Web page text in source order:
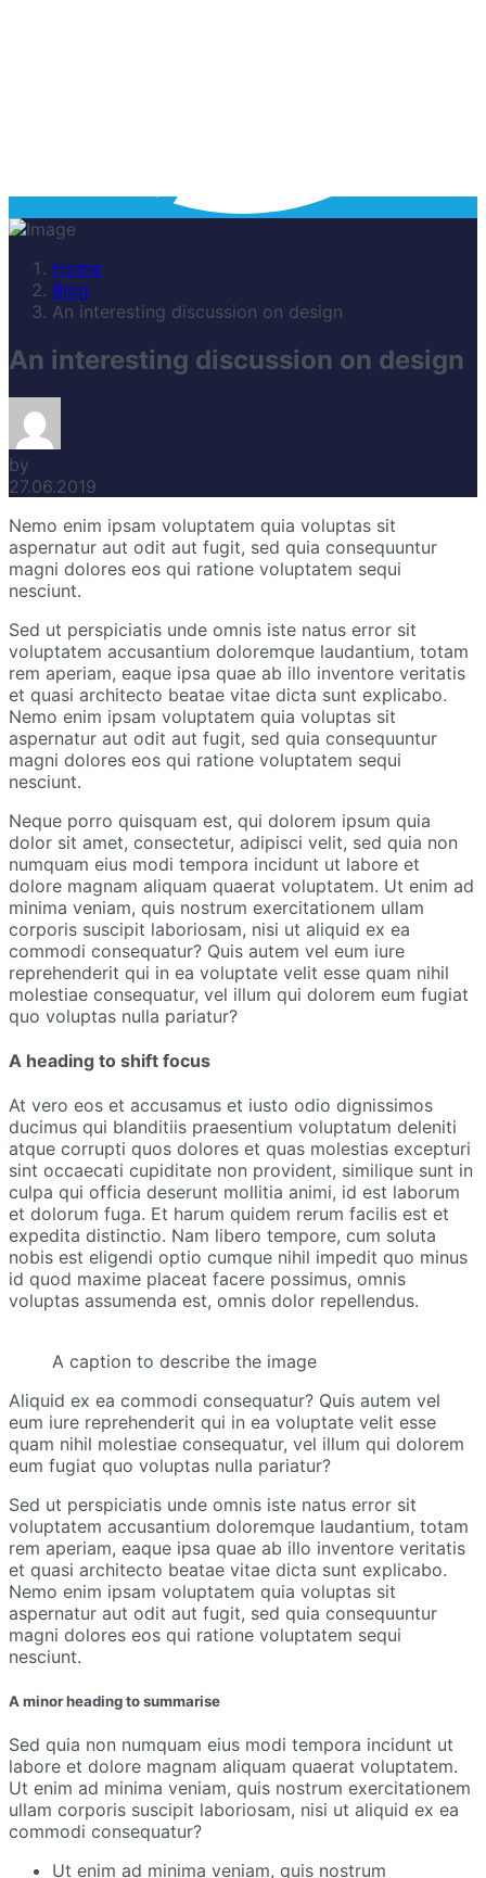
Home
Blog
An interesting discussion on design
An interesting discussion on design
by
27.06.2019
Nemo enim ipsam voluptatem quia voluptas sit
aspernatur aut odit aut fugit, sed quia consequuntur
magni dolores eos qui ratione voluptatem sequi
nesciunt.
Sed ut perspiciatis unde omnis iste natus error sit
voluptatem accusantium doloremque laudantium, totam
rem aperiam, eaque ipsa quae ab illo inventore veritatis
et quasi architecto beatae vitae dicta sunt explicabo.
Nemo enim ipsam voluptatem quia voluptas sit
aspernatur aut odit aut fugit, sed quia consequuntur
magni dolores eos qui ratione voluptatem sequi
nesciunt.
Neque porro quisquam est, qui dolorem ipsum quia
dolor sit amet, consectetur, adipisci velit, sed quia non
numquam eius modi tempora incidunt ut labore et
dolore magnam aliquam quaerat voluptatem. Ut enim ad
minima veniam, quis nostrum exercitationem ullam
corporis suscipit laboriosam, nisi ut aliquid ex ea
commodi consequatur? Quis autem vel eum iure
reprehenderit qui in ea voluptate velit esse quam nihil
molestiae consequatur, vel illum qui dolorem eum fugiat
quo voluptas nulla pariatur?
A heading to shift focus
At vero eos et accusamus et iusto odio dignissimos
ducimus qui blanditiis praesentium voluptatum deleniti
atque corrupti quos dolores et quas molestias excepturi
sint occaecati cupiditate non provident, similique sunt in
culpa qui officia deserunt mollitia animi, id est laborum
et dolorum fuga. Et harum quidem rerum facilis est et
expedita distinctio. Nam libero tempore, cum soluta
nobis est eligendi optio cumque nihil impedit quo minus
id quod maxime placeat facere possimus, omnis
voluptas assumenda est, omnis dolor repellendus.
A caption to describe the image
Aliquid ex ea commodi consequatur? Quis autem vel
eum iure reprehenderit qui in ea voluptate velit esse
quam nihil molestiae consequatur, vel illum qui dolorem
eum fugiat quo voluptas nulla pariatur?
Sed ut perspiciatis unde omnis iste natus error sit
voluptatem accusantium doloremque laudantium, totam
rem aperiam, eaque ipsa quae ab illo inventore veritatis
et quasi architecto beatae vitae dicta sunt explicabo.
Nemo enim ipsam voluptatem quia voluptas sit
aspernatur aut odit aut fugit, sed quia consequuntur
magni dolores eos qui ratione voluptatem sequi
nesciunt.
A minor heading to summarise
Sed quia non numquam eius modi tempora incidunt ut
labore et dolore magnam aliquam quaerat voluptatem.
Ut enim ad minima veniam, quis nostrum exercitationem
ullam corporis suscipit laboriosam, nisi ut aliquid ex ea
commodi consequatur?
Ut enim ad minima veniam, quis nostrum